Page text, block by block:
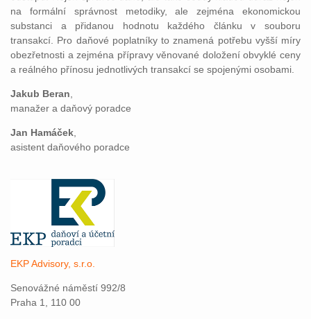
na formální správnost metodiky, ale zejména ekonomickou
substanci a přidanou hodnotu každého článku v souboru
transakcí. Pro daňové poplatníky to znamená potřebu vyšší míry
obezřetnosti a zejména přípravy věnované doložení obvyklé ceny
a reálného přínosu jednotlivých transakcí se spojenými osobami.
Jakub Beran
manažer a daňový poradce
Jan Hamáček
asistent daňového poradce
EKP Advisory, s.r.o.
Senovážné náměstí 992/8
Praha 1, 110 00